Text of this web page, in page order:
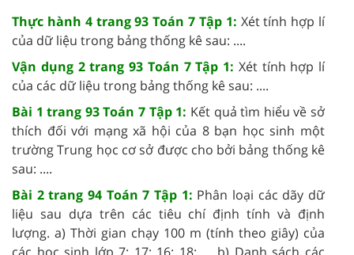
Thực hành 4 trang 93 Toán 7 Tập 1: Xét tính hợp lí
của dữ liệu trong bảng thống kê sau: ....
Vận dụng 2 trang 93 Toán 7 Tập 1: Xét tính hợp lí
của các dữ liệu trong bảng thống kê sau: ....
Bài 1 trang 93 Toán 7 Tập 1: Kết quả tìm hiểu về sở
thích đối với mạng xã hội của 8 bạn học sinh một
trường Trung học cơ sở được cho bởi bảng thống kê
sau: ....
Bài 2 trang 94 Toán 7 Tập 1: Phân loại các dãy dữ
liệu sau dựa trên các tiêu chí định tính và định
lượng. a) Thời gian chạy 100 m (tính theo giây) của